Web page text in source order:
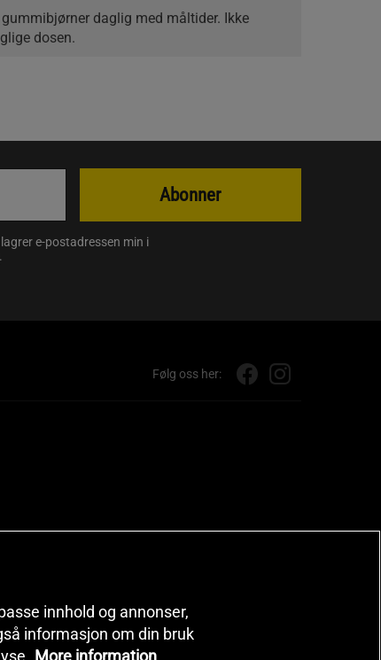
daglig med måltider. Ikke
dosen.
e-postadressen min i
.
Abonner
Følg oss her:
innhold og annonser,
informasjon om din bruk
More information